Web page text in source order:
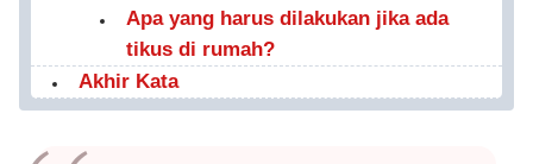
Apa yang harus dilakukan jika ada
tikus di rumah?
Akhir Kata